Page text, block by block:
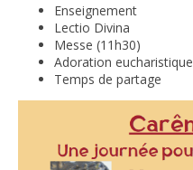
Enseignement
Lectio Divina
Messe (11h30)
Adoration eucharistique
Temps de partage